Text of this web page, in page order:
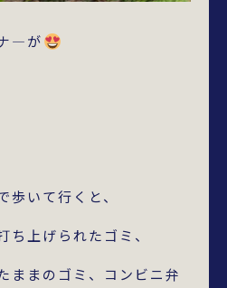
―が
歩いて行くと、
ち上げられたゴミ、
ままのゴミ、コンビニ弁